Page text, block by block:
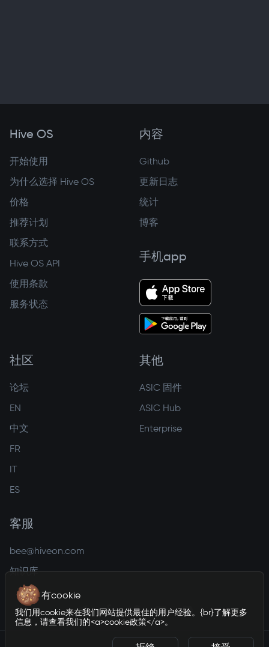
Hive OS
开始使用
为什么选择 Hive OS
价格
推荐计划
联系方式
Hive OS API
使用条款
服务状态
内容
Github
更新日志
统计
博客
手机app
社区
论坛
EN
中文
FR
IT
ES
其他
ASIC 固件
ASIC Hub
Enterprise
客服
bee@hiveon.com
知识库
有cookie
我们用cookie来在我们网站提供最佳的用户经验。{br}了解更多
信息，请查看我们的<a>cookie政策</a>。